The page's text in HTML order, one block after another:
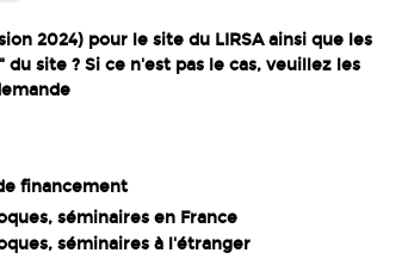
2024) pour le site du LIRSA ainsi que les
site ? Si ce n'est pas le cas, veuillez les
financement
séminaires en France
séminaires à l'étranger